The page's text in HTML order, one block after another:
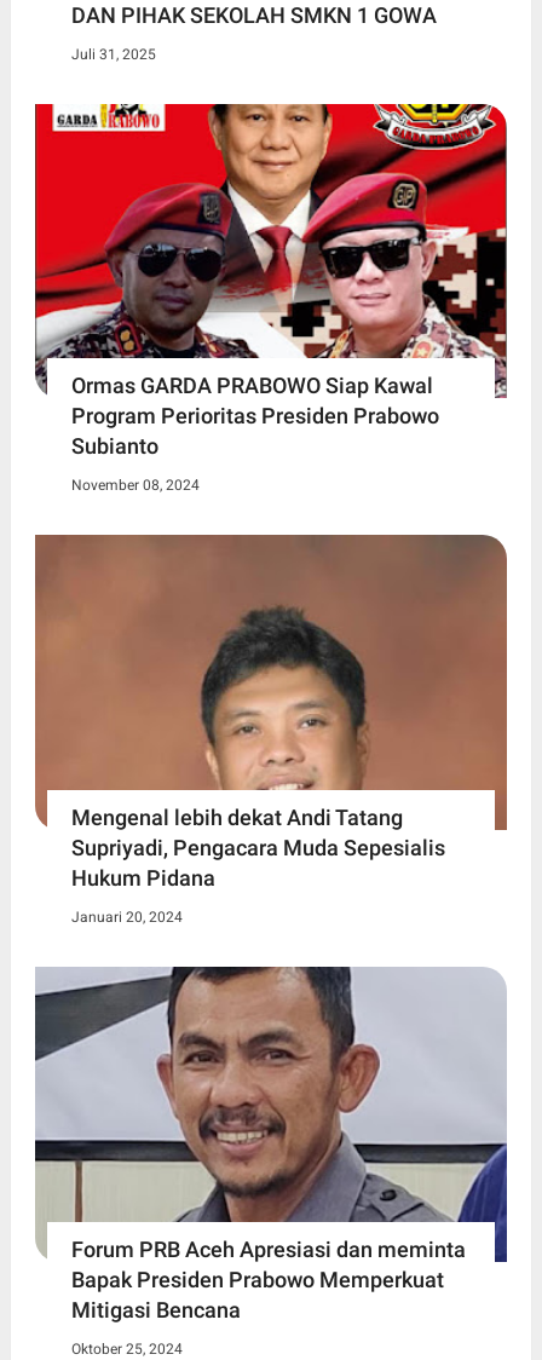
DAN PIHAK SEKOLAH SMKN 1 GOWA
Juli 31, 2025
Ormas GARDA PRABOWO Siap Kawal
Program Perioritas Presiden Prabowo
Subianto
November 08, 2024
Mengenal lebih dekat Andi Tatang
Supriyadi, Pengacara Muda Sepesialis
Hukum Pidana
Januari 20, 2024
Forum PRB Aceh Apresiasi dan meminta
Bapak Presiden Prabowo Memperkuat
Mitigasi Bencana
Oktober 25, 2024